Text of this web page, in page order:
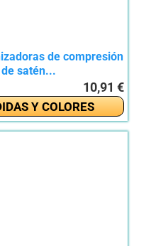
de compresión
de satén...
10,91 €
Y COLORES